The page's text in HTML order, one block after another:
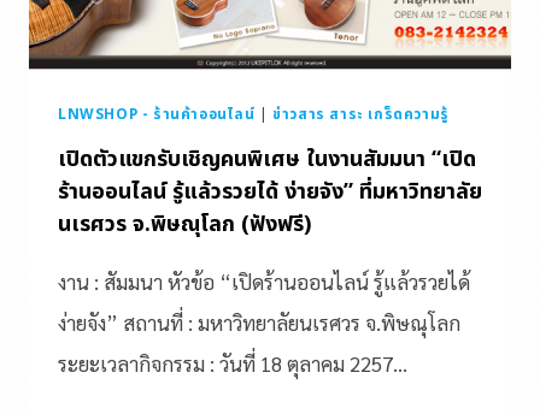
LNWSHOP - ร้านค้าออนไลน์ |ข่าวสาร สาระ เกร็ดความรู้
เปิดตัวแขกรับเชิญคนพิเศษ ในงานสัมมนา “เปิด
ร้านออนไลน์ รู้แล้วรวยได้ ง่ายจัง” ที่มหาวิทยาลัย
นเรศวร จ.พิษณุโลก (ฟังฟรี)
งาน : สัมมนา หัวข้อ “เปิดร้านออนไลน์ รู้แล้วรวยได้
ง่ายจัง” สถานที่ : มหาวิทยาลัยนเรศวร จ.พิษณุโลก
ระยะเวลากิจกรรม : วันที่ 18 ตุลาคม 2257…